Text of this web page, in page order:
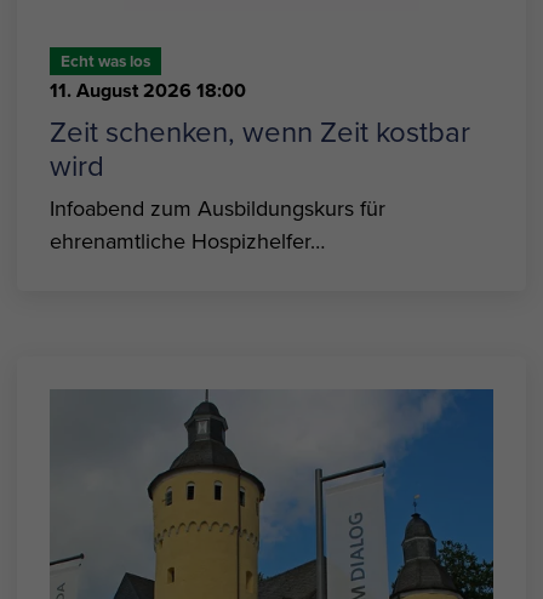
Echt was los
11. August 2026 18:00
Zeit schenken, wenn Zeit kostbar
wird
Infoabend zum Ausbildungskurs für
ehrenamtliche Hospizhelfer…